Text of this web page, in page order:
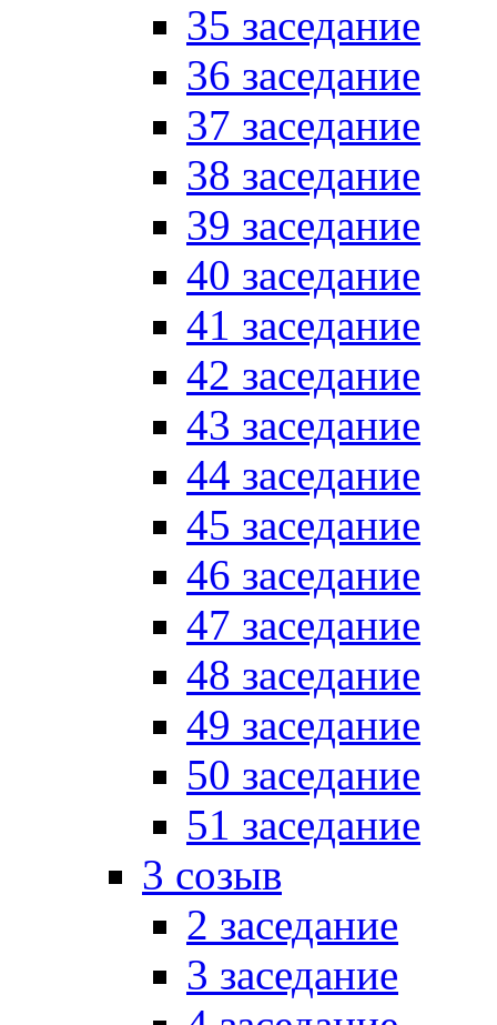
35 заседание
36 заседание
37 заседание
38 заседание
39 заседание
40 заседание
41 заседание
42 заседание
43 заседание
44 заседание
45 заседание
46 заседание
47 заседание
48 заседание
49 заседание
50 заседание
51 заседание
3 созыв
2 заседание
3 заседание